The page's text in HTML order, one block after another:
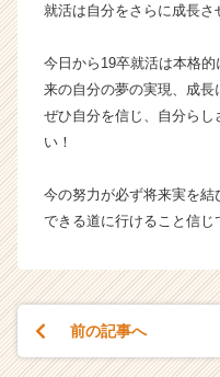
就活は自分をさらに成長さ
今日から19卒就活は本格
来の自分の夢の実現、成長
ぜひ自分を信じ、自分らし
い！
今の努力が必ず将来実を結
できる道に行けること信じ
前の記事へ